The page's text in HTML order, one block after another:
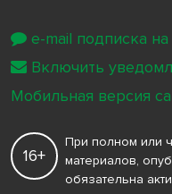
16+
При полном или
материалов,
обязательна
e-mail подписка
Включить
Мобильная версия